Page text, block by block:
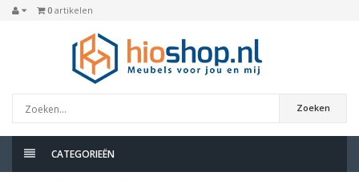
0 artikelen
Zoeken
CATEGORIEËN